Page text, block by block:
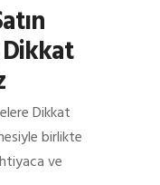
Dikkat
birlikte
ve